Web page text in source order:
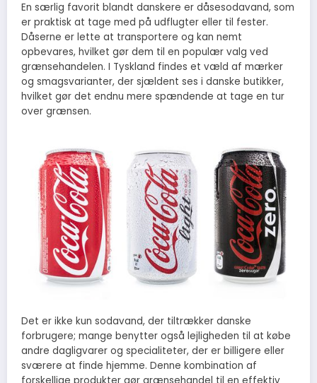
En særlig favorit blandt danskere er dåsesodavand, som
er praktisk at tage med på udflugter eller til fester.
Dåserne er lette at transportere og kan nemt
opbevares, hvilket gør dem til en populær valg ved
grænsehandelen. I Tyskland findes et væld af mærker
og smagsvarianter, der sjældent ses i danske butikker,
hvilket gør det endnu mere spændende at tage en tur
over grænsen.
Det er ikke kun sodavand, der tiltrækker danske
forbrugere; mange benytter også lejligheden til at købe
andre dagligvarer og specialiteter, der er billigere eller
sværere at finde hjemme. Denne kombination af
forskellige produkter gør grænsehandel til en effektiv